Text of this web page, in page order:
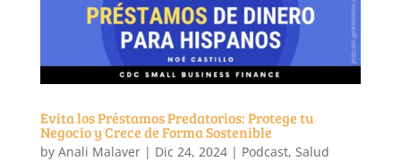
Evita los Préstamos Predatorios: Protege tu
Negocio y Crece de Forma Sostenible
by Anali Malaver| Dic 24, 2024| Podcast, Salud